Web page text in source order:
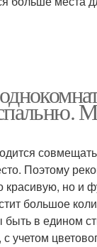
Поэтому
красивую, но и
большое
в едином
учетом